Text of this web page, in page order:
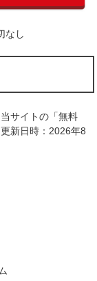
なし
サイトの「無料
新日時：2026年8